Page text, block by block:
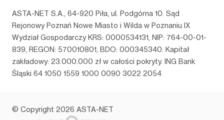
ASTA-NET S.A., 64-920 Piła, ul. Podgórna 10. Sąd
Rejonowy Poznań Nowe Miasto i Wilda w Poznaniu IX
Wydział Gospodarczy KRS: 0000534131, NIP: 764-00-01-
839, REGON: 570010801, BDO: 000345340. Kapitał
zakładowy: 23.000.000 zł w całości pokryty. ING Bank
Śląski 64 1050 1559 1000 0090 3022 2054
© Copyright 2026 ASTA-NET